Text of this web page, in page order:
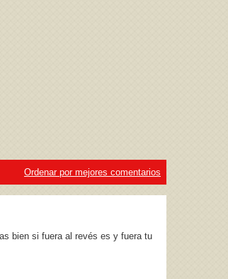
Ordenar por mejores comentarios
bien si fuera al revés es y fuera tu